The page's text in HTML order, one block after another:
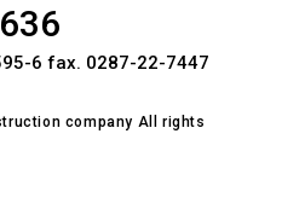
6 fax. 0287-22-7447
company All rights